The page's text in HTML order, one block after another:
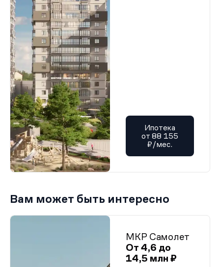
Ипотека
от 88 155
₽/мес.
Вам может быть интересно
МКР Самолет
От 4,6 до
14,5 млн ₽